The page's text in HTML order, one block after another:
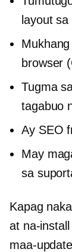
layout
browser
Tugma
tagabuo
Ay SEO
May
sa
Kapag
at na-
maa-